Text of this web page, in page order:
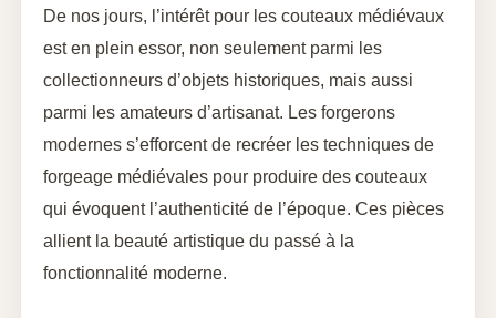
De nos jours, l’intérêt pour les couteaux médiévaux
est en plein essor, non seulement parmi les
collectionneurs d’objets historiques, mais aussi
parmi les amateurs d’artisanat. Les forgerons
modernes s’efforcent de recréer les techniques de
forgeage médiévales pour produire des couteaux
qui évoquent l’authenticité de l’époque. Ces pièces
allient la beauté artistique du passé à la
fonctionnalité moderne.